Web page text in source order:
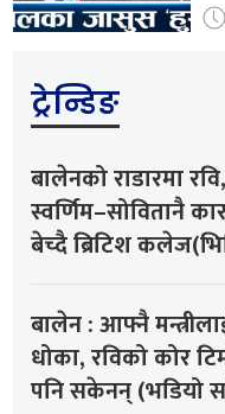
ट्रेन्डिङ
बालेनको राडारमा
स्वर्णिम–सोवितानै
बेच्दै ब्रिटिश
बालेन : आफ्नै
धोका, रविको कोर
पनि सकेनन् (भडियो